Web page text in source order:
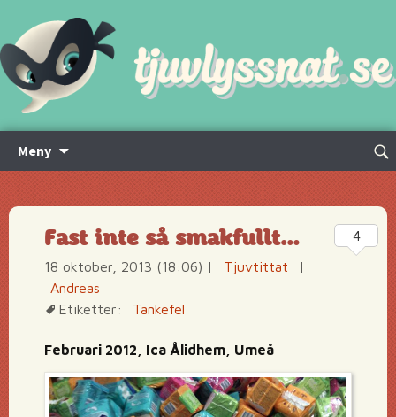
Meny
innehåll
Sök
Fast inte så smakfullt…
18 oktober, 2013 (18:06) | Tjuvtittat
|
Andreas
Etiketter:
Tankefel
Februari 2012, Ica Ålidhem, Umeå
4